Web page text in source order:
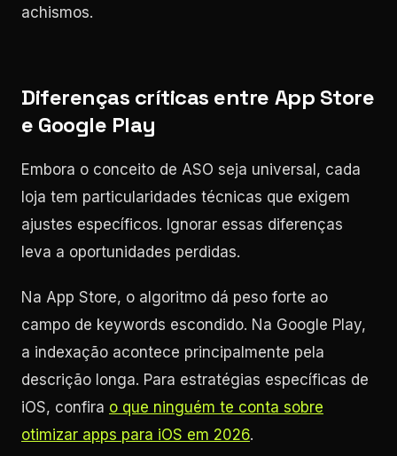
achismos.
Diferenças críticas entre App Store
e Google Play
Embora o conceito de ASO seja universal, cada
loja tem particularidades técnicas que exigem
ajustes específicos. Ignorar essas diferenças
leva a oportunidades perdidas.
Na App Store, o algoritmo dá peso forte ao
campo de keywords escondido. Na Google Play,
a indexação acontece principalmente pela
descrição longa. Para estratégias específicas de
iOS, confira o que ninguém te conta sobre
otimizar apps para iOS em 2026.